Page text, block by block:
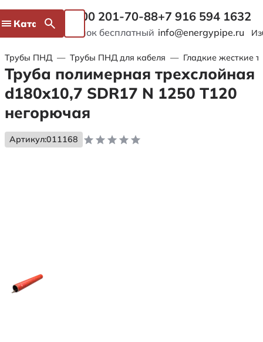
Каталог 8 800 201-70-88
Звонок бесплатный
+7 916 594 1632
info@energypipe.ru
Трубы ПНД — Трубы ПНД для кабеля — Гладкие жесткие
Труба полимерная трехслойная
d180x10,7 SDR17 N 1250 Т120
негорючая
Артикул:011168